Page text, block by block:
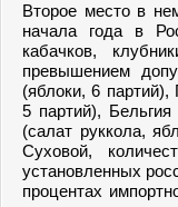
Второе место в
начала года в
кабачков,
превышением
(яблоки, 6
5 партий),
(салат руккола,
Суховой,
установленных
процентах